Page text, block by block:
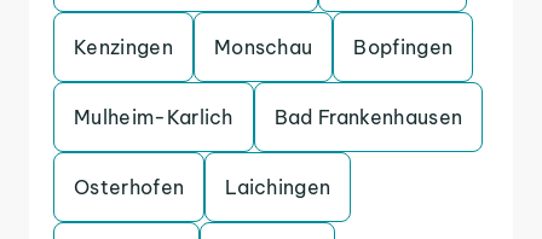
Kenzingen Monschau Bopfingen
Mulheim-Karlich Bad Frankenhausen
Osterhofen Laichingen